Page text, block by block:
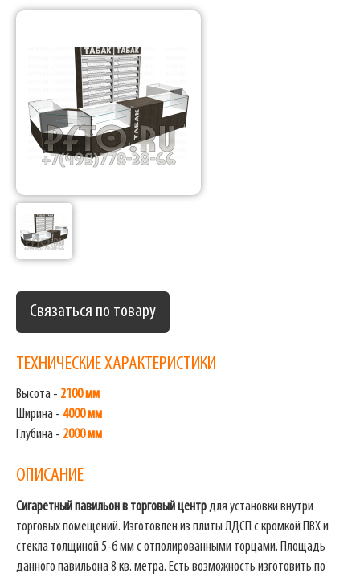
Связаться по товару
ТЕХНИЧЕСКИЕ ХАРАКТЕРИСТИКИ
Высота - 2100 мм
Ширина - 4000 мм
Глубина - 2000 мм
ОПИСАНИЕ
Сигаретный павильон в торговый центрдля установки внутри
торговых помещений. Изготовлен из плиты ЛДСП с кромкой ПВХ и
стекла толщиной 5-6 мм с отполированными торцами. Площадь
данного павильона 8 кв. метра. Есть возможность изготовить по